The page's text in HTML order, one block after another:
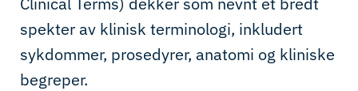
spekter av klinisk terminologi, inkludert
sykdommer, prosedyrer, anatomi og kliniske
begreper.